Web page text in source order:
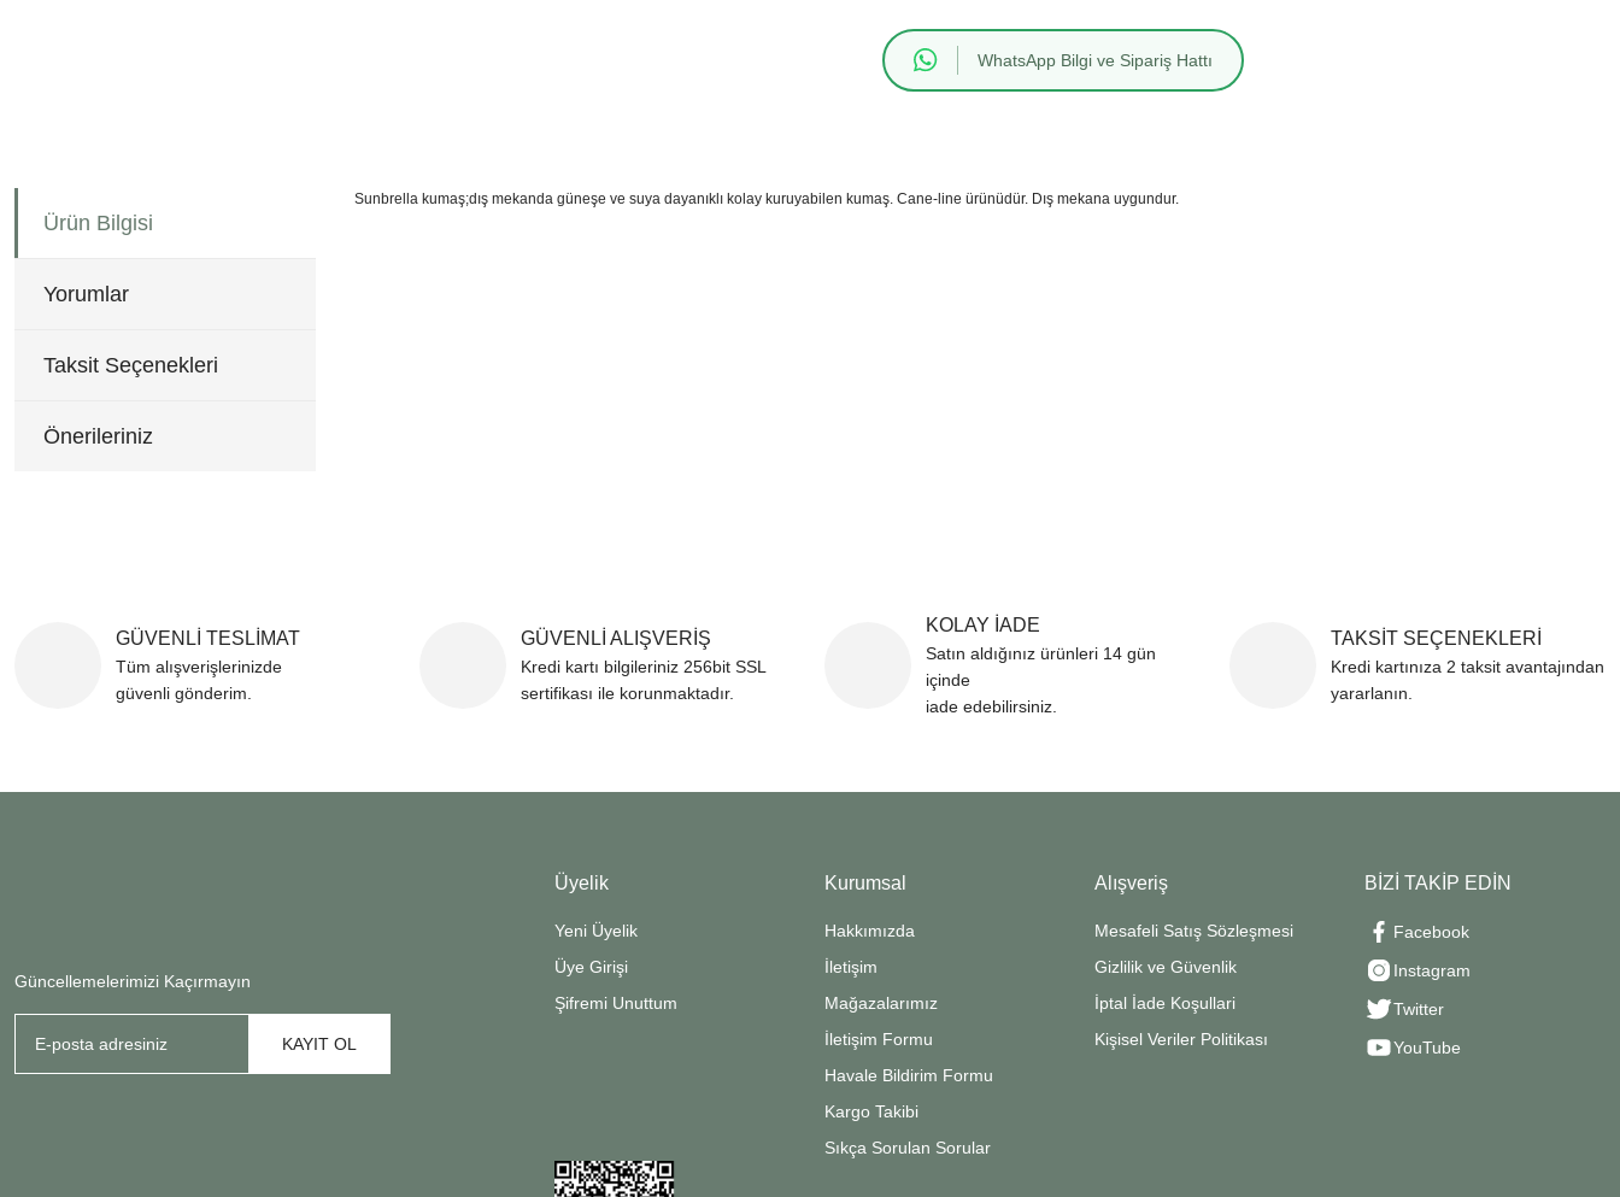
WhatsApp Bilgi ve Sipariş Hattı
Ürün Bilgisi
Yorumlar
Taksit Seçenekleri
Önerileriniz
Sunbrella kumaş;dış mekanda güneşe ve suya dayanıklı kolay kuruyabilen kumaş. Cane-line ürünüdür. Dış mekana uygundur.
GÜVENLİ TESLİMAT
Tüm alışverişlerinizde
güvenli gönderim.
GÜVENLİ ALIŞVERİŞ
Kredi kartı bilgileriniz 256bit SSL
sertifikası ile korunmaktadır.
KOLAY İADE
Satın aldığınız ürünleri 14 gün
içinde
iade edebilirsiniz.
TAKSİT SEÇENEKLERİ
Kredi kartınıza 2 taksit avantajından
yararlanın.
Güncellemelerimizi Kaçırmayın
KAYIT OL
Üyelik
Yeni Üyelik
Üye Girişi
Şifremi Unuttum
Kurumsal
Hakkımızda
İletişim
Mağazalarımız
İletişim Formu
Havale Bildirim Formu
Kargo Takibi
Sıkça Sorulan Sorular
Alışveriş
Mesafeli Satış Sözleşmesi
Gizlilik ve Güvenlik
İptal İade Koşullari
Kişisel Veriler Politikası
BİZİ TAKİP EDİN
Facebook
Instagram
Twitter
YouTube